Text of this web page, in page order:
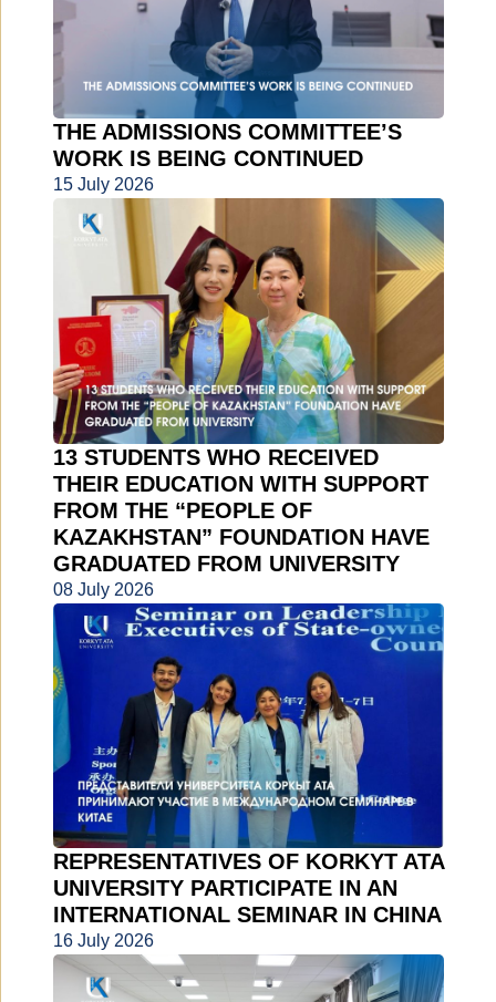
THE ADMISSIONS COMMITTEE’S
WORK IS BEING CONTINUED
15 July 2026
13 STUDENTS WHO RECEIVED
THEIR EDUCATION WITH SUPPORT
FROM THE “PEOPLE OF
KAZAKHSTAN” FOUNDATION HAVE
GRADUATED FROM UNIVERSITY
08 July 2026
REPRESENTATIVES OF KORKYT ATA
UNIVERSITY PARTICIPATE IN AN
INTERNATIONAL SEMINAR IN CHINA
16 July 2026